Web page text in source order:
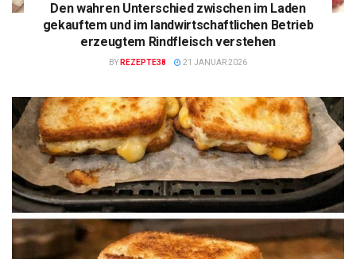
Den wahren Unterschied zwischen im Laden
gekauftem und im landwirtschaftlichen Betrieb
erzeugtem Rindfleisch verstehen
BY REZEPTE38 21 JANUAR 2026